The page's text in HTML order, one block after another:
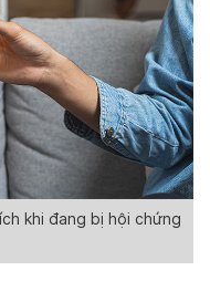
khi đang bị hội chứng